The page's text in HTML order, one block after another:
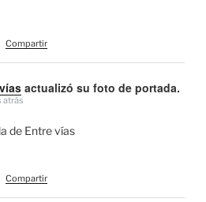
Compartir
actualizó su foto de portada.
atrás
de Entre vías
Compartir